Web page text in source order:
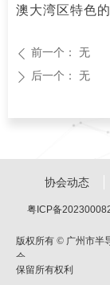
澳大湾区特色
ꄴ 前一个： 无
ꄲ 后一个： 无
协会动态
粤ICP备
版权所有 © 广州市半
会
保留所有权利